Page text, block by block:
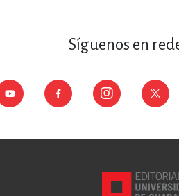
Síguenos en